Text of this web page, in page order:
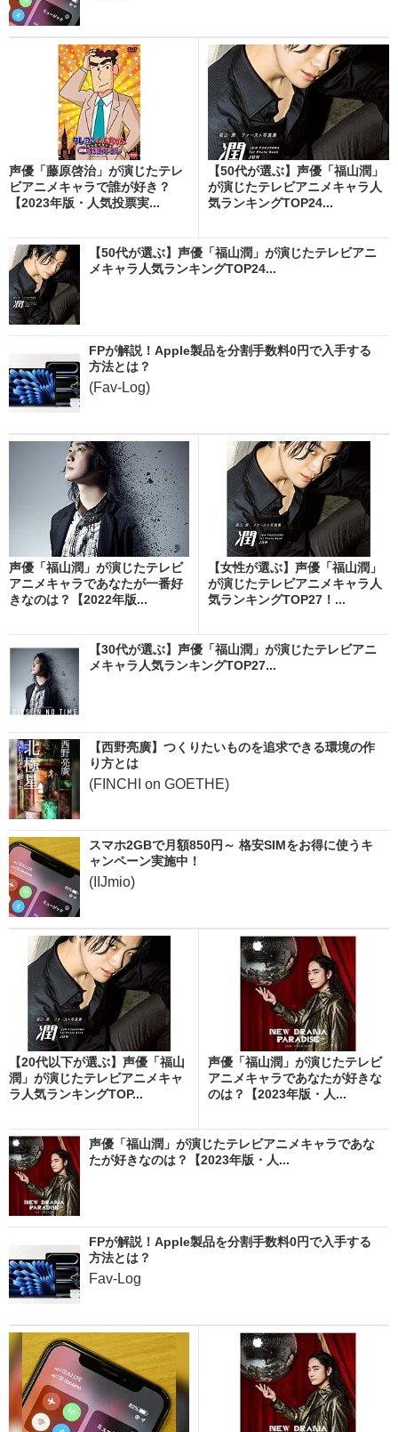
声優「藤原啓治」が演じたテレ
ビアニメキャラで誰が好き？
【2023年版・人気投票実...
【50代が選ぶ】声優「福山潤」
が演じたテレビアニメキャラ人
気ランキングTOP24...
【50代が選ぶ】声優「福山潤」が演じたテレビアニ
メキャラ人気ランキングTOP24...
FPが解説！Apple製品を分割手数料0円で入手する
方法とは？
(Fav-Log)
声優「福山潤」が演じたテレビ
アニメキャラであなたが一番好
きなのは？【2022年版...
【女性が選ぶ】声優「福山潤」
が演じたテレビアニメキャラ人
気ランキングTOP27！...
【30代が選ぶ】声優「福山潤」が演じたテレビアニ
メキャラ人気ランキングTOP27...
【西野亮廣】つくりたいものを追求できる環境の作
り方とは
(FINCHI on GOETHE)
スマホ2GBで月額850円～ 格安SIMをお得に使うキ
ャンペーン実施中！
(IIJmio)
【20代以下が選ぶ】声優「福山
潤」が演じたテレビアニメキャ
ラ人気ランキングTOP...
声優「福山潤」が演じたテレビ
アニメキャラであなたが好きな
のは？【2023年版・人...
声優「福山潤」が演じたテレビアニメキャラであな
たが好きなのは？【2023年版・人...
FPが解説！Apple製品を分割手数料0円で入手する
方法とは？
Fav-Log